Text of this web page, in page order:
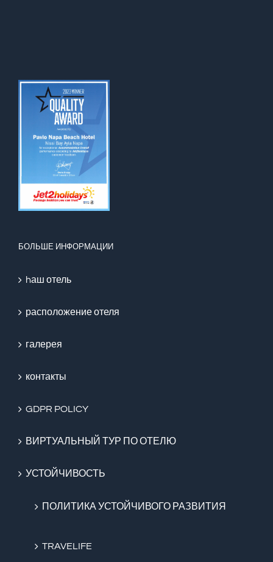
БОЛЬШЕ ИНФОРМАЦИИ
hаш отель
расположение отеля
галерея
контакты
GDPR POLICY
ВИРТУАЛЬНЫЙ ТУР ПО ОТЕЛЮ
УСТОЙЧИВОСТЬ
ПОЛИТИКА УСТОЙЧИВОГО РАЗВИТИЯ
TRAVELIFE